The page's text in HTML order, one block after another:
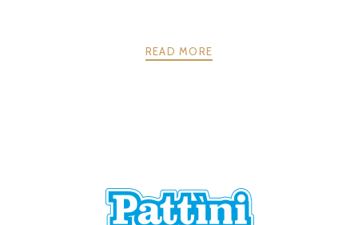
READ MORE